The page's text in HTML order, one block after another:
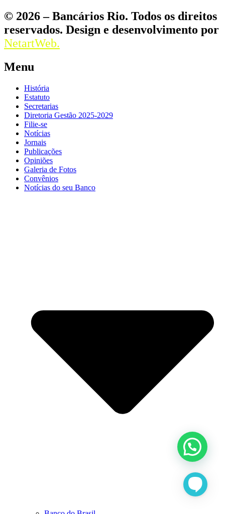
© 2026 – Bancários Rio. Todos os direitos
reservados. Design e desenvolvimento por
NetartWeb.
Menu
História
Estatuto
Secretarias
Diretoria Gestão 2025-2029
Filie-se
Notícias
Jornais
Publicações
Opiniões
Galeria de Fotos
Convênios
Notícias do seu Banco